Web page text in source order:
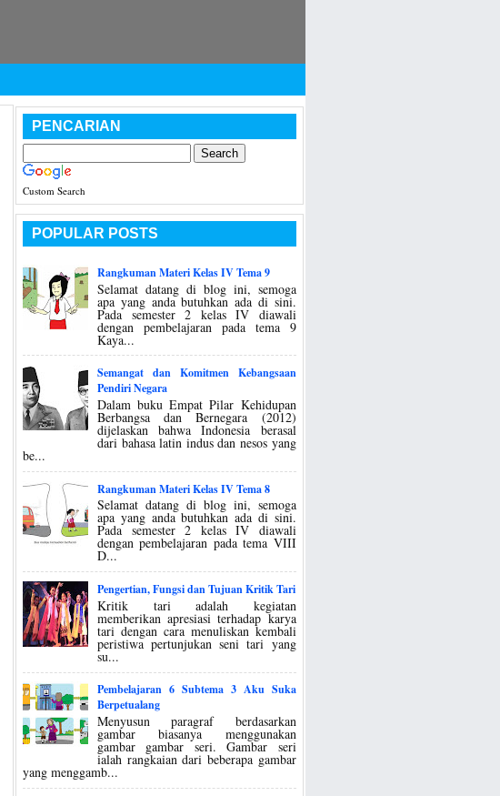
PENCARIAN
Custom Search
POPULAR POSTS
Rangkuman Materi Kelas IV Tema 9
Selamat datang di blog ini, semoga
apa yang anda butuhkan ada di sini.
Pada semester 2 kelas IV diawali
dengan pembelajaran pada tema 9
Kaya...
Semangat dan Komitmen Kebangsaan
Pendiri Negara
Dalam buku Empat Pilar Kehidupan
Berbangsa dan Bernegara (2012)
dijelaskan bahwa Indonesia berasal
dari bahasa latin indus dan nesos yang
be...
Rangkuman Materi Kelas IV Tema 8
Selamat datang di blog ini, semoga
apa yang anda butuhkan ada di sini.
Pada semester 2 kelas IV diawali
dengan pembelajaran pada tema VIII
D...
Pengertian, Fungsi dan Tujuan Kritik Tari
Kritik tari adalah kegiatan
memberikan apresiasi terhadap karya
tari dengan cara menuliskan kembali
peristiwa pertunjukan seni tari yang
su...
Pembelajaran 6 Subtema 3 Aku Suka
Berpetualang
Menyusun paragraf berdasarkan
gambar biasanya menggunakan
gambar gambar seri. Gambar seri
ialah rangkaian dari beberapa gambar
yang menggamb...